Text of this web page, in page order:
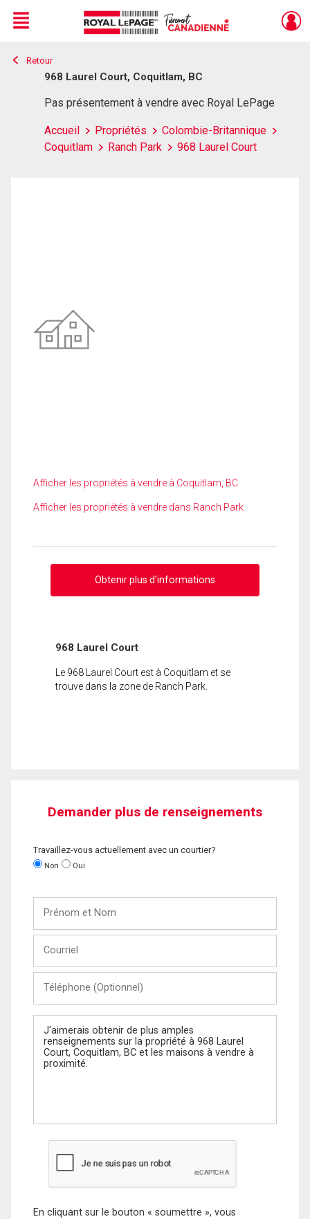
Live
En Direct
Menu
Retour
968 Laurel Court, Coquitlam, BC
Pas présentement à vendre avec Royal LePage
Accueil Propriétés
Colombie-Britannique
Coquitlam
Ranch Park 968 Laurel Court
Afficher les propriétés à vendre à Coquitlam, BC
Afficher les propriétés à vendre dans Ranch Park
Obtenir plus d'informations
968 Laurel Court
Le 968 Laurel Court est à Coquitlam et se
trouve dans la zone de Ranch Park.
Demander plus de renseignements
Travaillez-vous actuellement avec un courtier?
Non Oui
Nom
(Optionnel)
Message
En cliquant sur le bouton « soumettre », vous